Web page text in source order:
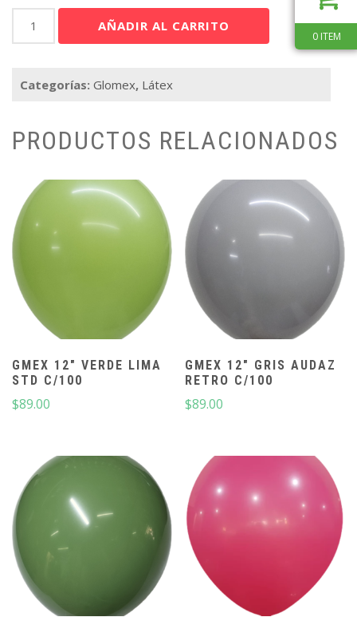
C/100
AÑADIR AL CARRITO
Categorías: Glomex, Látex
PRODUCTOS RELACIONADOS
GMEX 12″ VERDE LIMA
STD C/100
$89.00
GMEX 12″ GRIS AUDAZ
RETRO C/100
$89.00
0 ITEM